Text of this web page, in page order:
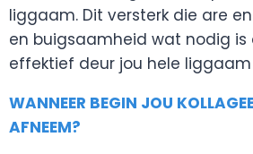
liggaam. Dit versterk die are
en buigsaamheid wat nodig is
effektief deur jou hele
WANNEER BEGIN JOU
AFNEEM?